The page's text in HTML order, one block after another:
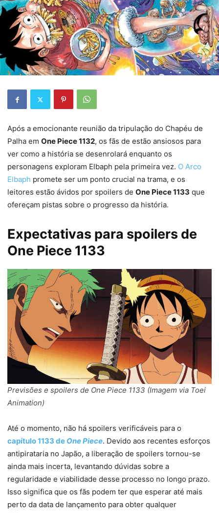
Após a emocionante reunião da tripulação do Chapéu de
Palha em One Piece 1132, os fãs de estão ansiosos para
ver como a história se desenrolará enquanto os
personagens exploram Elbaph pela primeira vez. O Arco
Elbaph promete ser um ponto crucial na trama, e os
leitores estão ávidos por spoilers de One Piece 1133 que
ofereçam pistas sobre o progresso da história.
Expectativas para spoilers de
One Piece 1133
Previsões e spoilers de One Piece 1133 (Imagem via Toei
Animation)
Até o momento, não há spoilers verificáveis para o
capítulo 1133 de One Piece. Devido aos recentes esforços
antipirataria no Japão, a liberação de spoilers tornou-se
ainda mais incerta, levantando dúvidas sobre a
regularidade e viabilidade desse processo no longo prazo.
Isso significa que os fãs podem ter que esperar até mais
perto da data de lançamento para obter qualquer